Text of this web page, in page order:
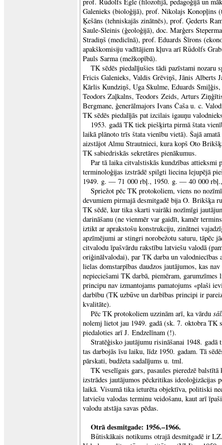
Galenieks (bioloģijā), prof. Nikolajs Konopļins
Ķešāns (tehniskajās zinātnēs), prof. Ģederts
Saule-Sleinis (ģeoloģijā), doc. Marģers
Stradiņš (medicīnā), prof. Eduards Šīrons
apakškomisiju vadītājiem kļuva arī Rūdolfs
Pauls Sarma (mežkopībā).
TK sēdēs piedalījušies tādi pazīstami nozaru
Fricis Galenieks, Valdis Grēviņš, Jānis Alberts
Kārlis Kundziņš, Uga Skulme, Eduards
Teodors Zaļkalns, Teodors Zeids, Arturs
Bergmane, ģenerālmajors Ivans Čaša u. c.
TK sēdēs piedalījās pat izcilais igauņu
1953. gadā TK tiek piešķirta pirmā štata
laikā plānoto trīs štata vienību vietā). Šajā
aizstājot Almu Strautnieci, kura kopš Oto
TK sabiedriskās sekretāres pienākumus.
Par tā laika citvalstiskās kundzības attieksmi
terminoloģijas izstrādē spilgti liecina lejupējā
1949. g. — 71 000 rbļ., 1950. g. — 40 000
Spriežot pēc TK protokoliem, viens no
devumiem pirmajā desmitgadē bija O. Brikšķa
TK sēdē, kur tika skarti vairāki nozīmīgi
darināšanu (ne vienmēr var gaidīt, kamēr
iztikt ar aprakstošu konstrukciju, zinātnei
apzīmējumi ar stingri norobežotu saturu, tāpēc
citvalodu īpašvārdu rakstību latviešu valodā
oriģinālvalodai), par TK darba un valodniecības
lielas domstarpības daudzos jautājumos, kas
nepieciešami TK darbā, piemēram, garumzīmes
principu nav izmantojams pamatojums «plaši
darbību (TK uzbūve un darbības principi ir
kvalitāte).
Pēc TK protokoliem uzzinām arī, ka vārdu
nolemj lietot jau 1949. gadā (sk. 7. oktobra TK
piedaloties arī J. Endzelīnam (!).
Stratēģisko jautājumu risināšanai 1948.
tas darbojās īsu laiku, līdz 1950. gadam. Tā
pārskati, budžeta sadalījums u. tml.
TK veselīgais gars, pasaules pieredzē
izstrādes jautājumos pēckritikas ideoloģizācijas
laikā. Visumā tika ieturēta objektīva, politiski
latviešu valodas terminu veidošanu, kaut arī
valodu atstāja savas pēdas.
Otrā desmitgade: 1956.–1966.
Būtiskākais notikums otrajā desmitgadē ir